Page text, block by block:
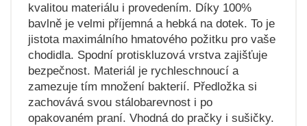
kvalitou materiálu i provedením. Díky 100%
bavlně je velmi příjemná a hebká na dotek. To je
jistota maximálního hmatového požitku pro vaše
chodidla. Spodní protiskluzová vrstva zajišťuje
bezpečnost. Materiál je rychleschnoucí a
zamezuje tím množení bakterií. Předložka si
zachovává svou stálobarevnost i po
opakovaném praní. Vhodná do pračky i sušičky.